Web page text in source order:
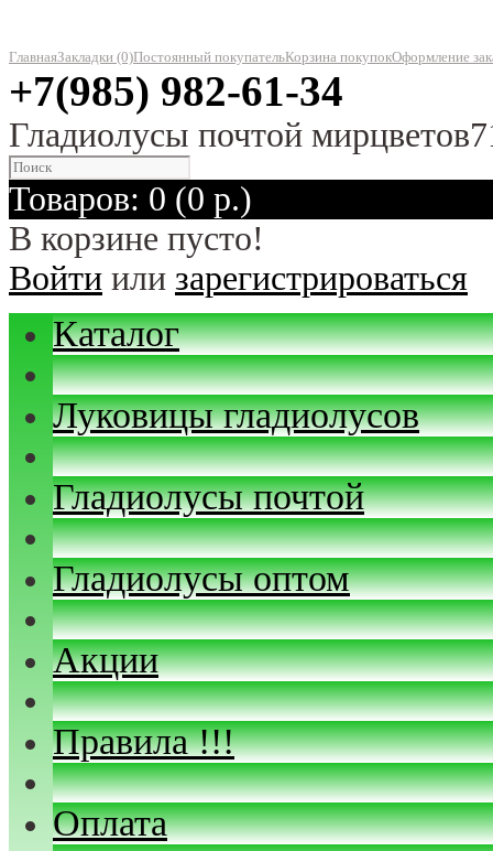
ГлавнаяЗакладки (0)Постоянный покупательКорзина покупокОформление
+7(985) 982-61-34
Гладиолусы почтой
Товаров: 0 (0 р.)
В корзине пусто!
Войти или зарегистрироваться
Каталог
Луковицы гладиолусов
Гладиолусы почтой
Гладиолусы оптом
Акции
Правила !!!
Оплата